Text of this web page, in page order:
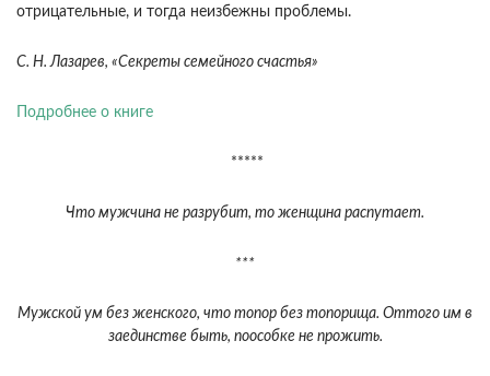
отрицательные, и тогда неизбежны проблемы.
С. Н. Лазарев, «Секреты семейного счастья»
Подробнее о книге
*****
Что мужчина не разрубит, то женщина распутает.
***
Мужской ум без женского, что топор без топорища. Оттого им в
заединстве быть, поособке не прожить.